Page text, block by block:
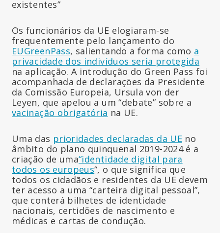
existentes”
Os funcionários da UE elogiaram-se
frequentemente pelo lançamento do
EUGreenPass, salientando a forma como a
privacidade dos indivíduos seria protegida
na aplicação. A introdução do Green Pass foi
acompanhada de declarações da Presidente
da Comissão Europeia, Ursula von der
Leyen, que apelou a um “debate” sobre a
vacinação obrigatória na UE.
Uma das prioridades declaradas da UEno
âmbito do plano quinquenal 2019-2024 é a
criação de uma“identidade digital para
todos os europeus“, o que significa que
todos os cidadãos e residentes da UE devem
ter acesso a uma “carteira digital pessoal”,
que conterá bilhetes de identidade
nacionais, certidões de nascimento e
médicas e cartas de condução.